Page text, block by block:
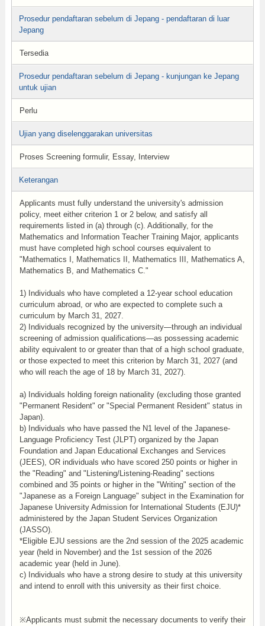
Prosedur pendaftaran sebelum di Jepang - pendaftaran di luar
Jepang
Tersedia
Prosedur pendaftaran sebelum di Jepang - kunjungan ke Jepang
untuk ujian
Perlu
Ujian yang diselenggarakan universitas
Proses Screening formulir, Essay, Interview
Keterangan
Applicants must fully understand the university's admission
policy, meet either criterion 1 or 2 below, and satisfy all
requirements listed in (a) through (c). Additionally, for the
Mathematics and Information Teacher Training Major, applicants
must have completed high school courses equivalent to
"Mathematics I, Mathematics II, Mathematics III, Mathematics A,
Mathematics B, and Mathematics C."
1) Individuals who have completed a 12-year school education
curriculum abroad, or who are expected to complete such a
curriculum by March 31, 2027.
2) Individuals recognized by the university—through an individual
screening of admission qualifications—as possessing academic
ability equivalent to or greater than that of a high school graduate,
or those expected to meet this criterion by March 31, 2027 (and
who will reach the age of 18 by March 31, 2027).
a) Individuals holding foreign nationality (excluding those granted
"Permanent Resident" or "Special Permanent Resident" status in
Japan).
b) Individuals who have passed the N1 level of the Japanese-
Language Proficiency Test (JLPT) organized by the Japan
Foundation and Japan Educational Exchanges and Services
(JEES), OR individuals who have scored 250 points or higher in
the "Reading" and "Listening/Listening-Reading" sections
combined and 35 points or higher in the "Writing" section of the
"Japanese as a Foreign Language" subject in the Examination for
Japanese University Admission for International Students (EJU)*
administered by the Japan Student Services Organization
(JASSO).
*Eligible EJU sessions are the 2nd session of the 2025 academic
year (held in November) and the 1st session of the 2026
academic year (held in June).
c) Individuals who have a strong desire to study at this university
and intend to enroll with this university as their first choice.
※Applicants must submit the necessary documents to verify their